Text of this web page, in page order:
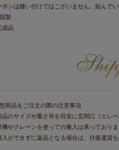
ンは縫い付けではございません。結んでい
製
品
商品をご注文の際の注意事項
のサイズや重さ等を目安に玄関口（エレ
やクレーンを使っての搬入は承っておりま
ができずに返品となる場合は、往復運賃